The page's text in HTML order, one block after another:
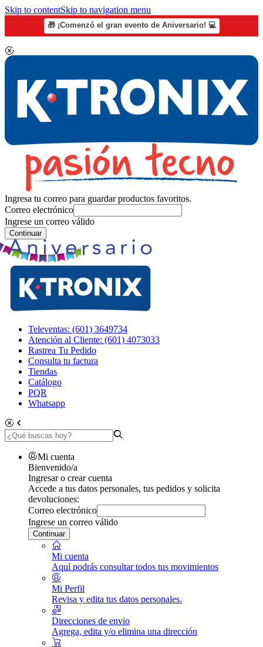
Skip to contentSkip to navigation menu
🎁 ¡Comenzó el gran evento de Aniversario! 💻
Ingresa tu correo para guardar productos favoritos.
Correo electrónico
Ingrese un correo válido
Continuar
Televentas: (601) 3649734
Atención al Cliente: (601) 4073033
Rastrea Tu Pedido
Consulta tu factura
Tiendas
Catálogo
PQR
Whatsapp
Mi cuenta
Bienvenido/a
Ingresar o crear cuenta
Accede a tus datos personales, tus pedidos y solicita
devoluciones:
Correo electrónico
Ingrese un correo válido
Continuar
Mi cuenta
Aquí podrás consultar todos tus movimientos
Mi Perfil
Revisa y edita tus datos personales.
Direcciones de envio
Agrega, edita y/o elimina una dirección